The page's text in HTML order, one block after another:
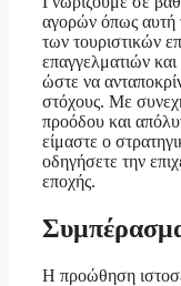
αγορών όπως αυτή
των τουριστικών
επαγγελματιών
ώστε να
στόχους. Με
προόδου και
είμαστε ο
οδηγήσετε την
εποχής.
Η προώθηση